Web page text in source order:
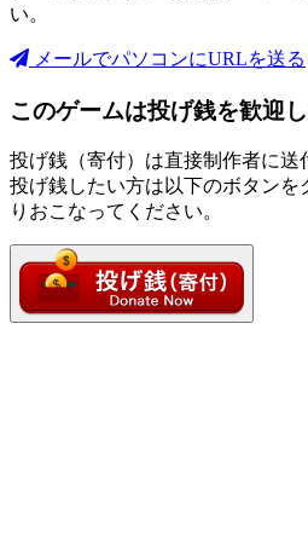
い。
メールでパソコンにURLを送る
このゲームは投げ銭を歓迎
投げ銭（寄付）は直接制作者に送
投げ銭したい方は以下のボタンを
りおこなってください。